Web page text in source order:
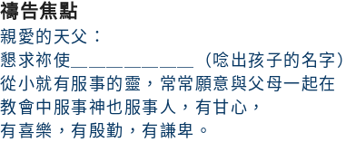
禱告焦點
親愛的天父：
懇求祢使＿＿＿＿＿＿＿（唸出孩子的名字）
從小就有服事的靈，常常願意與父母一起在
教會中服事神也服事人，有甘心，
有喜樂，有殷勤，有謙卑。